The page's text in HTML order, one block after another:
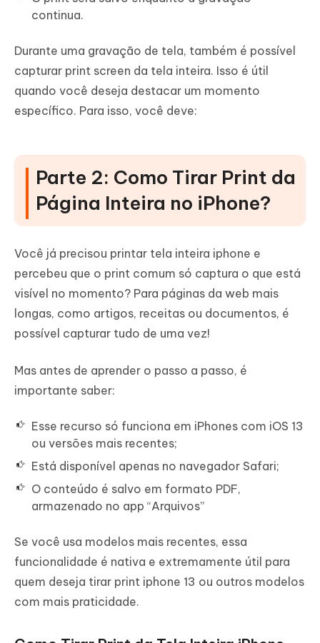
continua.
Durante uma gravação de tela, também é possível
capturar print screen da tela inteira. Isso é útil
quando você deseja destacar um momento
específico. Para isso, você deve:
Parte 2: Como Tirar Print da
Página Inteira no iPhone?
Você já precisou printar tela inteira iphone e
percebeu que o print comum só captura o que está
visível no momento? Para páginas da web mais
longas, como artigos, receitas ou documentos, é
possível capturar tudo de uma vez!
Mas antes de aprender o passo a passo, é
importante saber:
Esse recurso só funciona em iPhones com iOS 13
ou versões mais recentes;
Está disponível apenas no navegador Safari;
O conteúdo é salvo em formato PDF,
armazenado no app “Arquivos”
Se você usa modelos mais recentes, essa
funcionalidade é nativa e extremamente útil para
quem deseja tirar print iphone 13 ou outros modelos
com mais praticidade.